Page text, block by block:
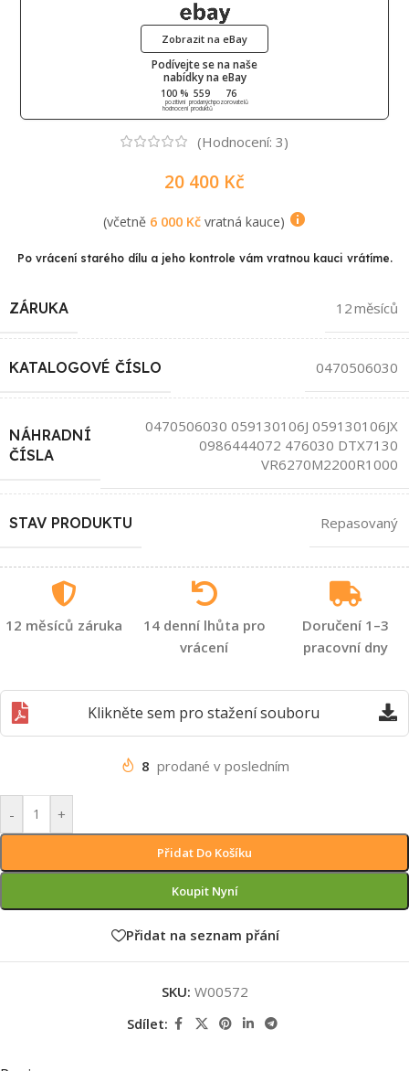
Podívejte se na naše
nabídky na eBay
100 %
pozitivní
hodnocení
559
prodaných
produktů
76
pozorovatelů
Zobrazit na eBay
(Hodnocení: 3)
20 400 Kč
(včetně 6 000 Kčvratná kauce)
Po vrácení starého dílu a jeho kontrole vám vratnou kauci vrátíme.
ZÁRUKA 12 měsíců
KATALOGOVÉ ČÍSLO 0470506030
NÁHRADNÍ
ČÍSLA
0470506030 059130106J 059130106JX
0986444072 476030 DTX7130
VR6270M2200R1000
STAV PRODUKTU Repasovaný
12 měsíců záruka
14 denní lhůta pro
vrácení
Doručení 1–3
pracovní dny
Klikněte sem pro stažení souboru
8 prodané v posledním
- +
Přidat Do Košíku
Koupit Nyní
Přidat na seznam přání
SKU: W00572
Sdílet: